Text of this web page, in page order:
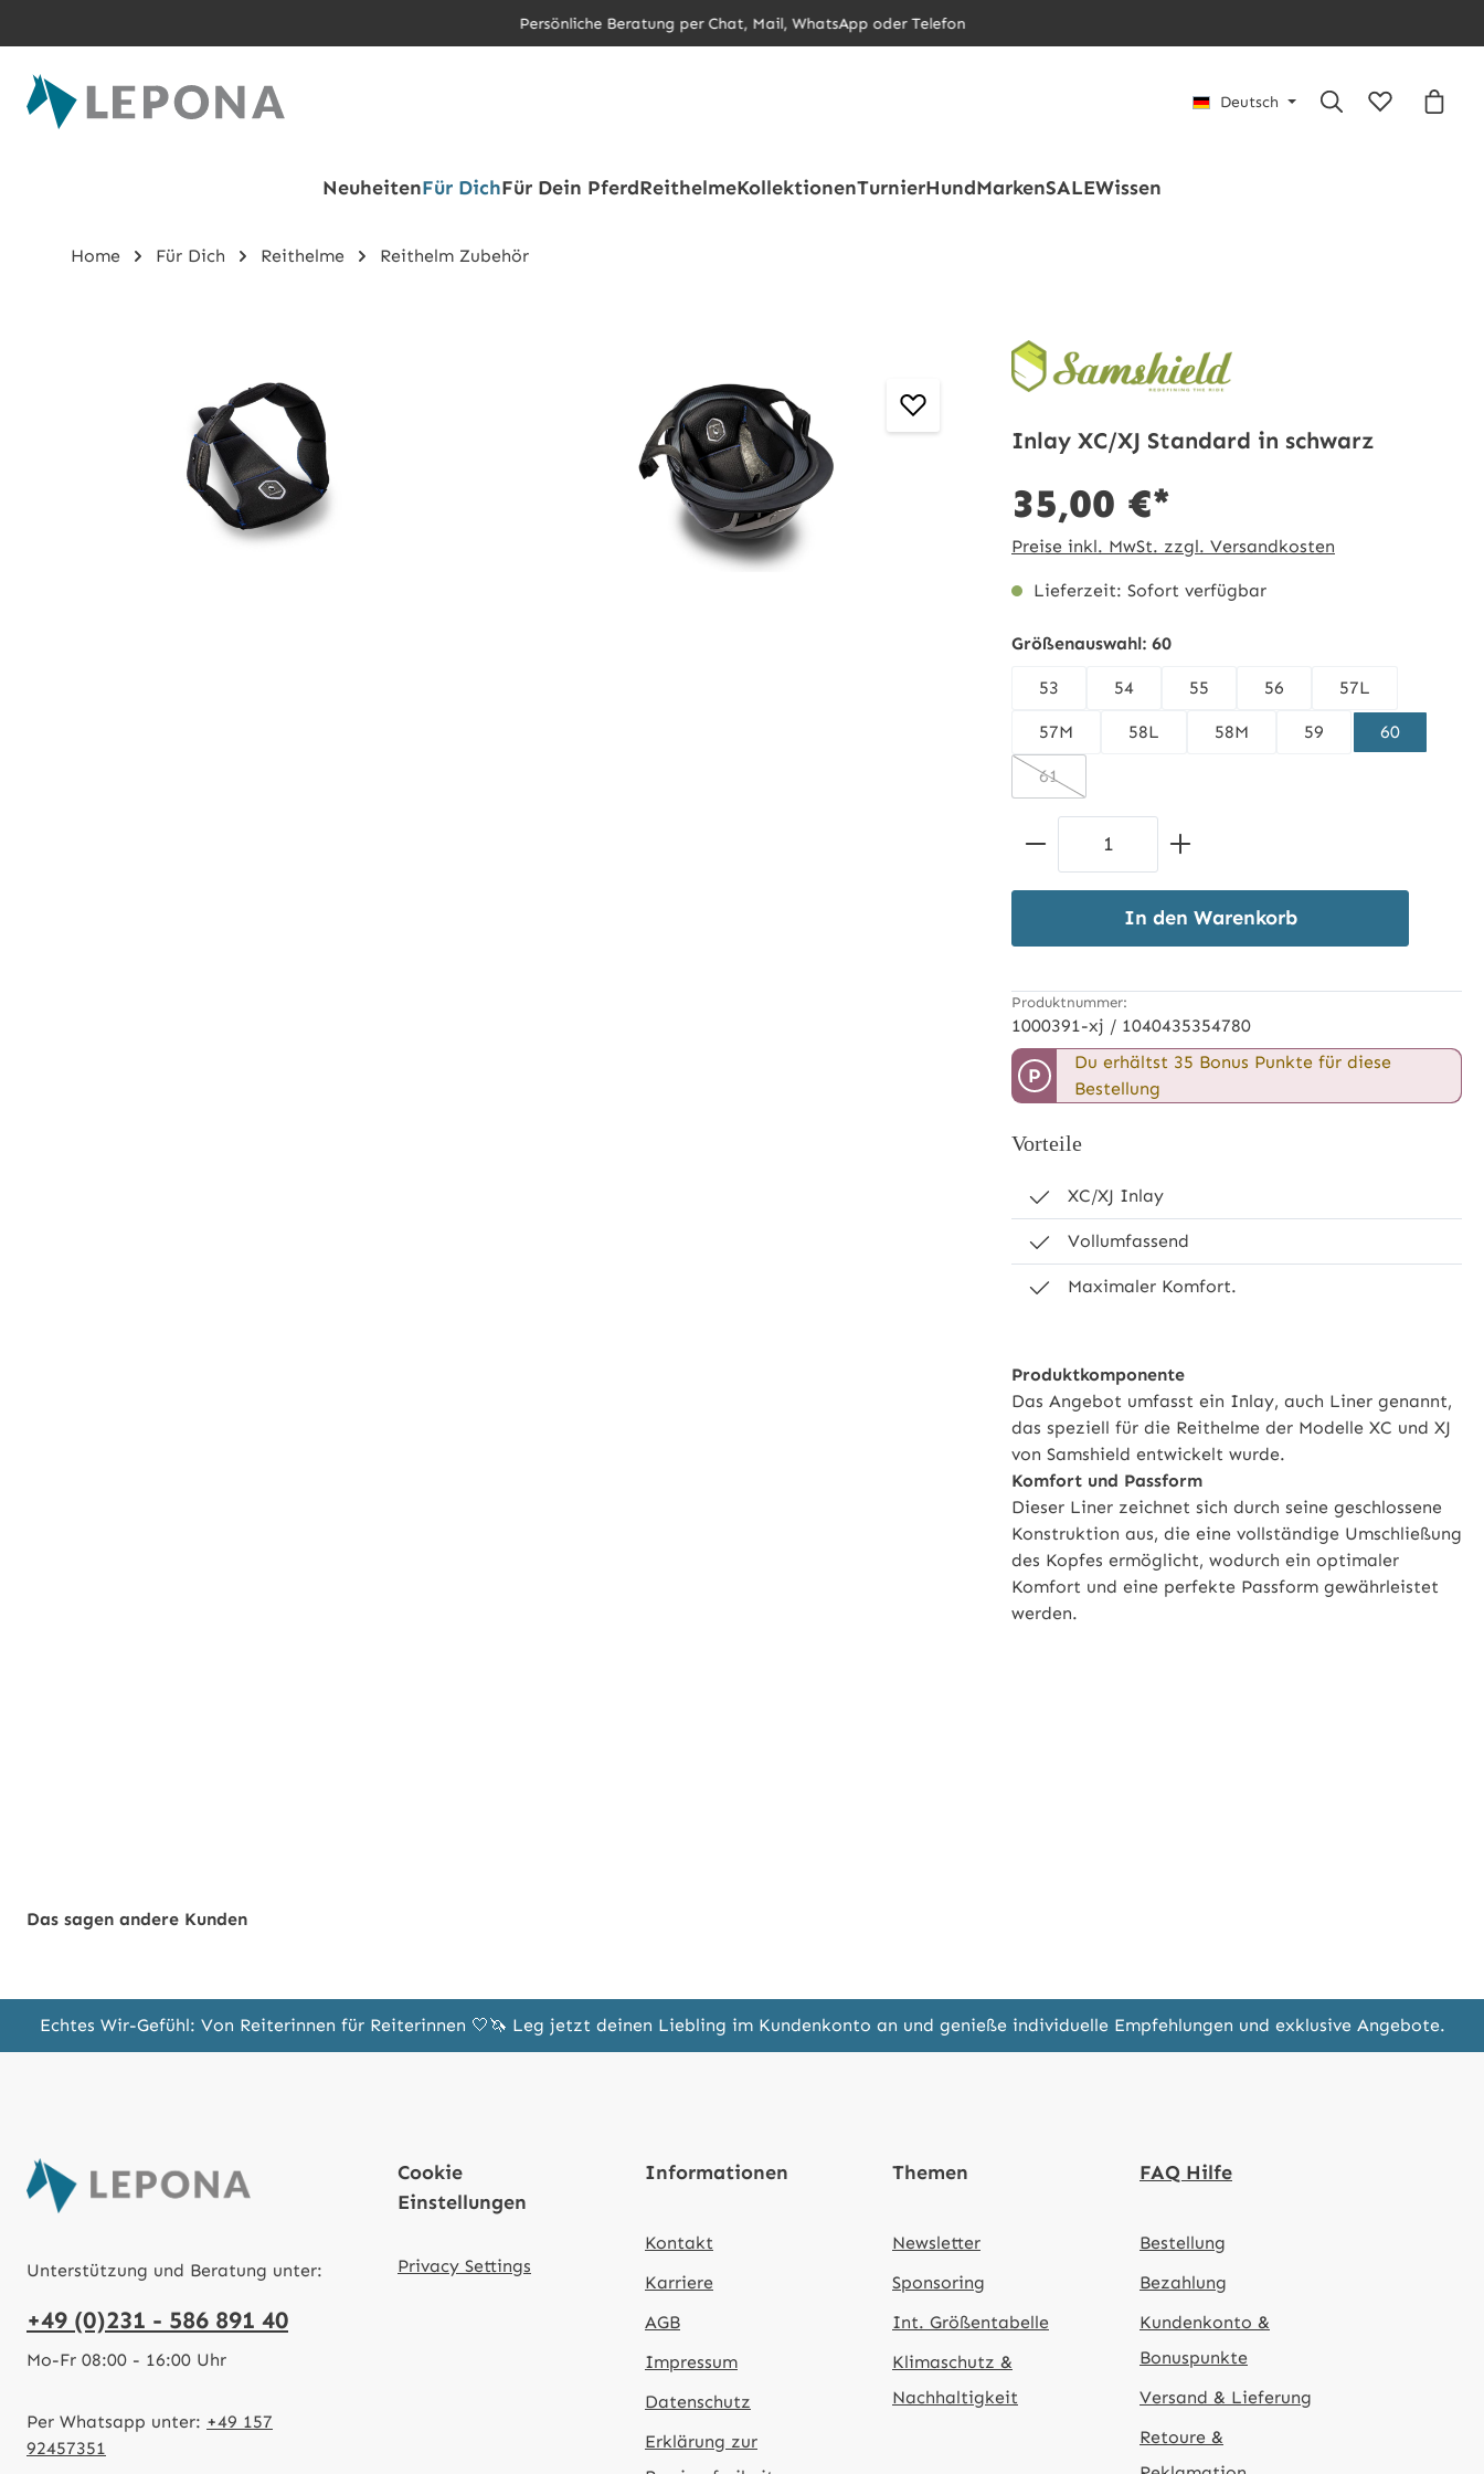
Persönliche Beratung per Chat, Mail, WhatsApp oder Telefon
Deutsch
Du hast 0
NeuheitenFür DichFür Dein PferdReithelmeKollektionenTurnierHundMarkenSALEWissen
Home Für Dich Reithelme Reithelm Zubehör
Inlay XC/XJ Standard in schwarz
35,00 €*
Preise inkl. MwSt. zzgl. Versandkosten
Lieferzeit: Sofort verfügbar
Größenauswahl: 60
53 54 55 56 57L
57M 58L 58M 59 60
61
(Diese Option ist zurzeit nicht verfügbar.)
Produkt Anzahl: Gib den
In den Warenkorb
Produktnummer:
1000391-xj / 1040435354780
P
Du erhältst 35 Bonus Punkte für diese
Bestellung
Vorteile
XC/XJ Inlay
Vollumfassend
Maximaler Komfort.
Produktkomponente
Das Angebot umfasst ein Inlay, auch Liner genannt,
das speziell für die Reithelme der Modelle XC und XJ
von Samshield entwickelt wurde.
Komfort und Passform
Dieser Liner zeichnet sich durch seine geschlossene
Konstruktion aus, die eine vollständige Umschließung
des Kopfes ermöglicht, wodurch ein optimaler
Komfort und eine perfekte Passform gewährleistet
werden.
Das sagen andere Kunden
Echtes Wir-Gefühl: Von Reiterinnen für Reiterinnen 🤍🦄 Leg jetzt deinen Liebling im Kundenkonto an und genieße individuelle Empfehlungen und exklusive Angebote.
Unterstützung und Beratung unter:
+49 (0)231 - 586 891 40
Mo-Fr 08:00 - 16:00 Uhr
Per Whatsapp unter: +49 157
92457351
Cookie
Einstellungen
Privacy Settings
Informationen
Kontakt
Karriere
AGB
Impressum
Datenschutz
Erklärung zur
Themen
Newsletter
Sponsoring
Int. Größentabelle
Klimaschutz &
Nachhaltigkeit
FAQ Hilfe
Bestellung
Bezahlung
Kundenkonto &
Bonuspunkte
Versand & Lieferung
Retoure &